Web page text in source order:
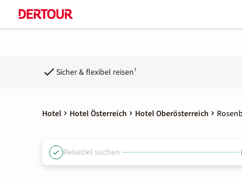
Sicher & flexibel reisen¹
Hotel Hotel Österreich Hotel Oberösterreich
Reiseziel suchen